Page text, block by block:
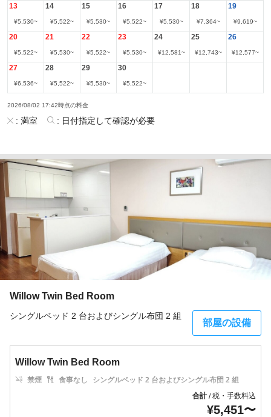
13
¥5,530~
14
¥5,522~
15
¥5,530~
16
¥5,522~
17
¥5,530~
18
¥7,364~
19
¥9,619~
20
¥5,522~
21
¥5,530~
22
¥5,522~
23
¥5,530~
24
¥12,581~
25
¥12,743~
26
¥12,577~
27
¥6,536~
28
¥5,522~
29
¥5,530~
30
¥5,522~
2026/08/02 17:42時点の料金
: 満室 : 日付指定して確認が必要
Willow Twin Bed Room
シングルベッド 2 台およびシングル布団 2 組
部屋の設備
2枚
Willow Twin Bed Room
禁煙 食事なし
シングルベッド 2 台およびシングル布団 2 組
合計/税・手数料込
¥5,451〜